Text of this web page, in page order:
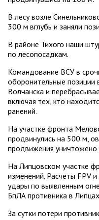
В лесу возле
300 м вглубь и заняли
В районе Тихого наши
по лесопосадкам.
Командование ВСУ в
оборонительные позиции
Волчанска и
включая тех, кто
ранений.
На участке фронта
продвинулись на 500 м,
продвижения
На Липцовском участке
изменений. Расчеты FPV
удары по выявленным
БпЛА противника в
За сутки потери